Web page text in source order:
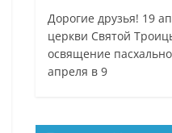
Дорогие друзья! 19
церкви Святой
освящение
апреля в 9